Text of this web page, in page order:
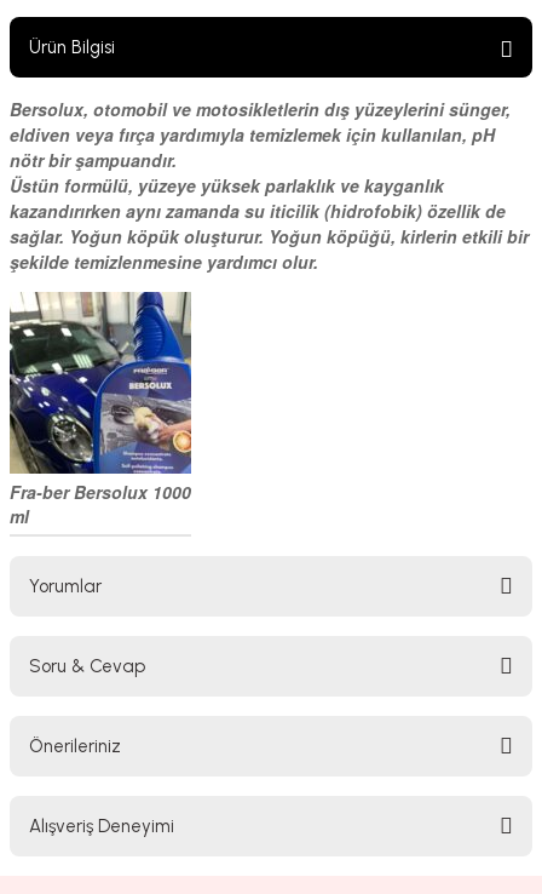
Ürün Bilgisi
Bersolux, otomobil ve motosikletlerin dış yüzeylerini sünger,
eldiven veya fırça yardımıyla temizlemek için kullanılan, pH
nötr bir şampuandır.
Üstün formülü, yüzeye yüksek parlaklık ve kayganlık
kazandırırken aynı zamanda su iticilik (hidrofobik) özellik de
sağlar. Yoğun köpük oluşturur. Yoğun köpüğü, kirlerin etkili bir
şekilde temizlenmesine yardımcı olur.
Fra-ber Bersolux 1000
ml
Yorumlar
Soru & Cevap
Önerileriniz
yetersiz gördüğünüz noktaları öneri formunu kullanarak tarafımıza
Alışveriş Deneyimi